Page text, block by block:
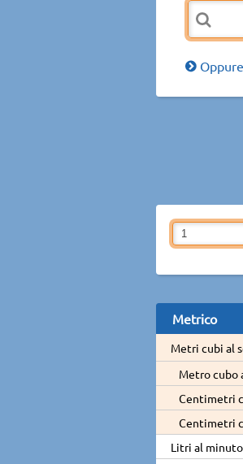
Metrico
Metri cubi al
Metro cubo
Centimetri
Centimetri
Litri al minuto